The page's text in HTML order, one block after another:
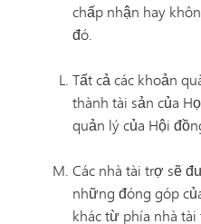
chấp nhận hay
đó.
Tất cả các khoản
thành tài sản của
quản lý của Hội
Các nhà tài trợ sẽ
những đóng góp
khác từ phía nhà